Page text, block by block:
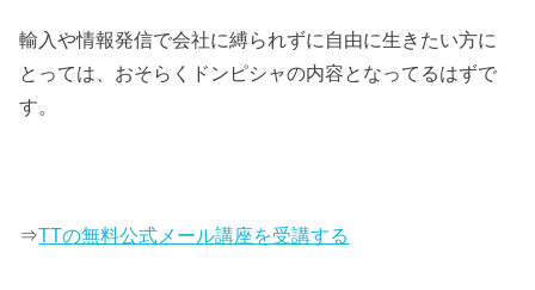
輸入や情報発信で会社に縛られずに自由に生きたい方に
とっては、おそらくドンピシャの内容となってるはずで
す。
⇒TTの無料公式メール講座を受講する